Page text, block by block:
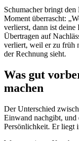
Schumacher bringt
Moment überrascht:
verlierst, dann ist deine
Übertragen auf
verliert, weil er zu früh
der Rechnung sieht.
Was gut
machen
Der Unterschied
Einwand nachgibt, und
Persönlichkeit. Er liegt